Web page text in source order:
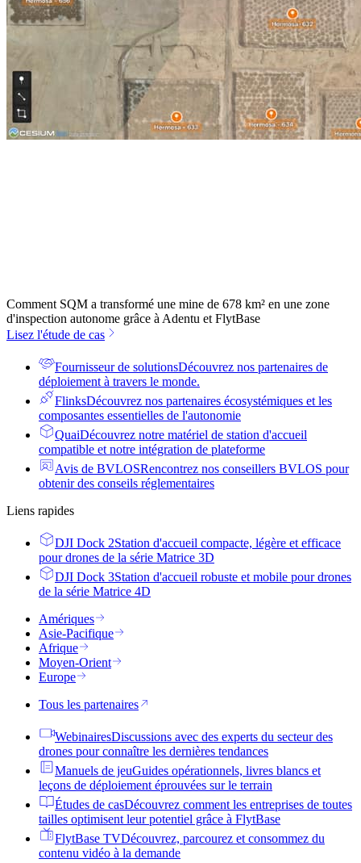
Comment SQM a transformé une mine de 678 km² en une zone
d'inspection autonome grâce à Adentu et FlytBase
Lisez l'étude de cas
Fournisseur de solutionsDécouvrez nos partenaires de
déploiement à travers le monde.
FlinksDécouvrez nos partenaires écosystémiques et les
composantes essentielles de l'autonomie
QuaiDécouvrez notre matériel de station d'accueil
compatible et notre intégration de plateforme
Avis de BVLOSRencontrez nos conseillers BVLOS pour
obtenir des conseils réglementaires
Liens rapides
DJI Dock 2Station d'accueil compacte, légère et efficace
pour drones de la série Matrice 3D
DJI Dock 3Station d'accueil robuste et mobile pour drones
de la série Matrice 4D
Amériques
Asie-Pacifique
Afrique
Moyen-Orient
Europe
Tous les partenaires
WebinairesDiscussions avec des experts du secteur des
drones pour connaître les dernières tendances
Manuels de jeuGuides opérationnels, livres blancs et
leçons de déploiement éprouvées sur le terrain
Études de casDécouvrez comment les entreprises de toutes
tailles optimisent leur potentiel grâce à FlytBase
FlytBase TVDécouvrez, parcourez et consommez du
contenu vidéo à la demande